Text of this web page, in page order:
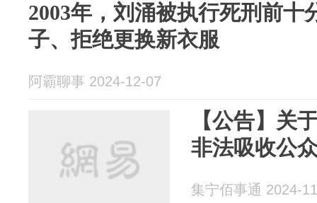
2003年，刘涌被执行死刑前十
子、拒绝更换新衣服
阿霸聊事 2024-12-07
【公告】关
非法吸收公
集宁佰事通 2024-